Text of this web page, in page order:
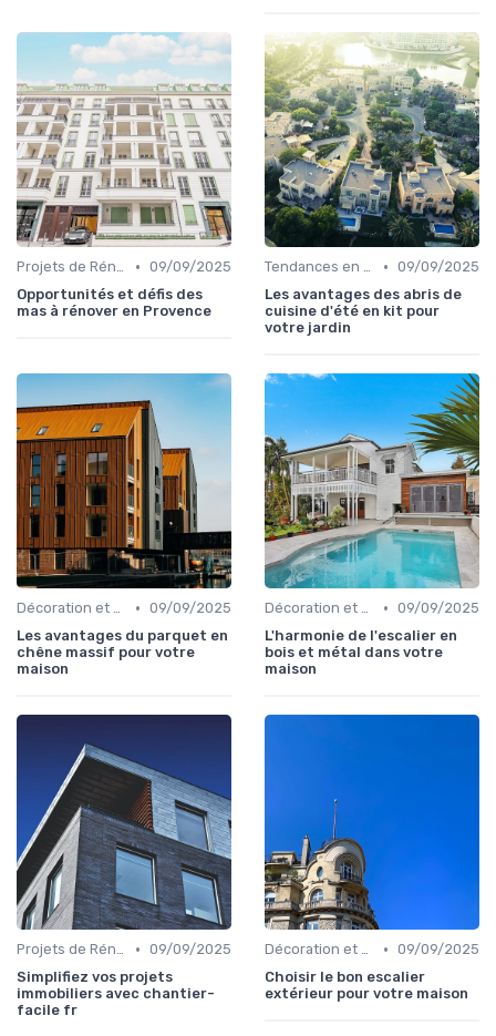
Projets de Rénovation • 09/09/2025
Opportunités et défis des
mas à rénover en Provence
Tendances en Aménagement Domestique • 09/09/2025
Les avantages des abris de
cuisine d'été en kit pour
votre jardin
Décoration et Design d'Intérieur • 09/09/2025
Les avantages du parquet en
chêne massif pour votre
maison
Décoration et Design d'Intérieur • 09/09/2025
L'harmonie de l'escalier en
bois et métal dans votre
maison
Projets de Rénovation • 09/09/2025
Simplifiez vos projets
immobiliers avec chantier-
facile fr
Décoration et Design d'Intérieur • 09/09/2025
Choisir le bon escalier
extérieur pour votre maison